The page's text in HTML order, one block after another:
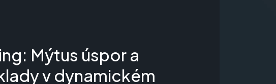
Mýtus úspor a
v dynamickém